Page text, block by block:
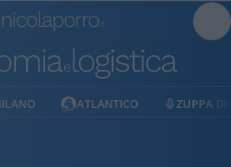
ZUPPA DI PORRO